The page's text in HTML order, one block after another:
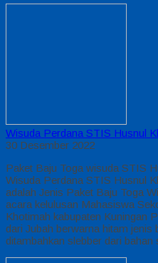
Wisuda Perdana STIS Husnul
30 Desember 2022
Paket Baju Toga wisuda STIS
Wisuda Perdana STIS Husnul
adalah Jenis Paket Baju Toga
acara kelulusan Mahasiswa
Khotimah kabupaten Kuningan
dari Jubah berwarna hitam
ditambahkan slebber dari